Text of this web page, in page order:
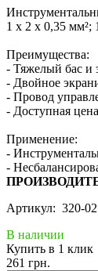
1 х 2 х 0,35
Преимущества:
- Тяжелый бас и
- Двойное
- Провод
- Доступная цена
Применение:
-
-
Артикул: 320-
В наличии
Купить в 1 клик
261 грн.